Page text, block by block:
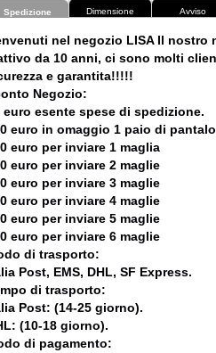
Spedizione Dimensione Avviso
nel negozio LISA Il nostro
da 10 anni, ci sono molti
e garantita!!!!!
Negozio:
euro esente spese di spedizione.
euro in omaggio 1 paio di
euro per inviare 1 maglia
euro per inviare 2 maglie
euro per inviare 3 maglie
euro per inviare 4 maglie
euro per inviare 5 maglie
euro per inviare 6 maglie
di trasporto:
Post, EMS, DHL, SF Express.
di trasporto:
Post: (14-25 giorno).
(10-18 giorno).
di pagamento: